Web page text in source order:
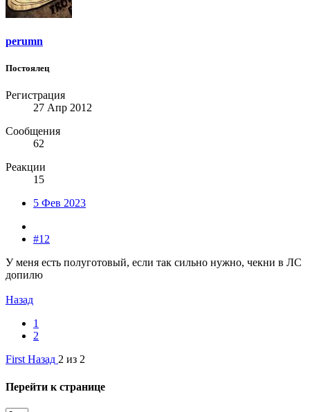
perumn
Постоялец
Регистрация
27 Апр 2012
Сообщения
62
Реакции
15
5 Фев 2023
#12
У меня есть полуготовый, если так сильно нужно, чекни в ЛС
допилю
Назад
1
2
First Назад 2 из 2
Перейти к странице